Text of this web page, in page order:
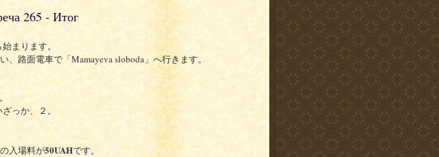
265 - Итог
まります。
、 路面電車で 「Mamayeva sloboda 」 へ行きます。
っか、２。
入場料が50UAHです。